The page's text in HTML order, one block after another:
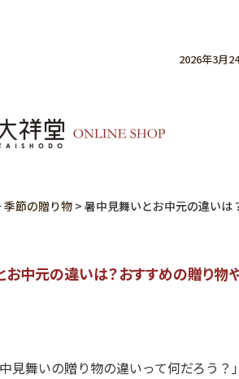
2026年3月
季節の贈り物 > 暑中見舞いとお中元の違いは
お中元の違いは？おすすめの贈り物
見舞いの贈り物の違いって何だろう？」